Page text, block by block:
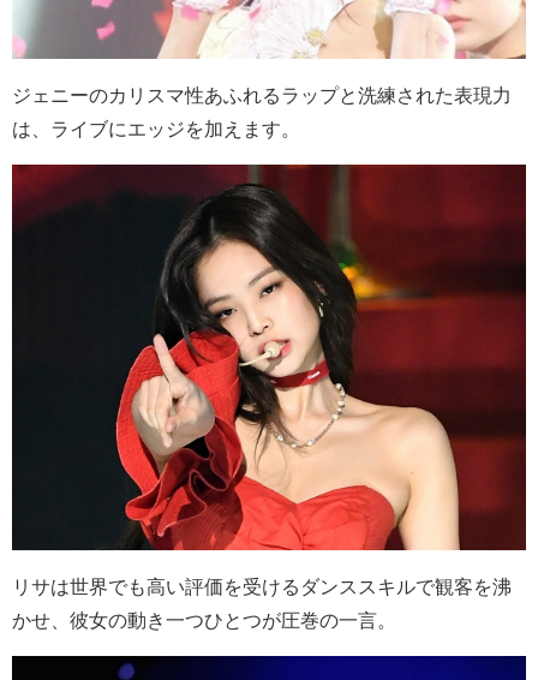
ジェニーのカリスマ性あふれるラップと洗練された表現力
は、ライブにエッジを加えます。
リサは世界でも高い評価を受けるダンススキルで観客を沸
かせ、彼女の動き一つひとつが圧巻の一言。